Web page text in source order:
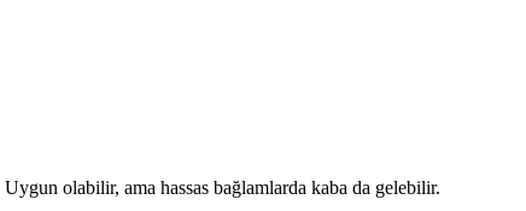
olabilir, ama hassas bağlamlarda kaba da gelebilir.